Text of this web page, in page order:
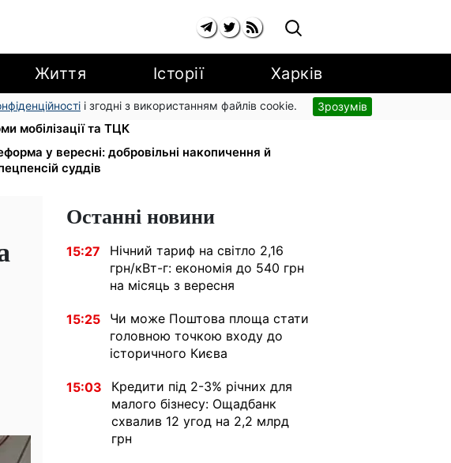
Життя Історії Харків
і згодні з використанням файлів cookie. Зрозумів
у СЗЧ, мільйони в розшуку: Федоров розкрив
мобілізації та ТЦК
у вересні: добровільні накопичення й
суддів
Останні новини
15:27
Нічний тариф на світло 2,16
грн/кВт-г: економія до 540 грн
на місяць з вересня
15:25
Чи може Поштова площа стати
головною точкою входу до
історичного Києва
15:03
Кредити під 2-3% річних для
малого бізнесу: Ощадбанк
схвалив 12 угод на 2,2 млрд
грн